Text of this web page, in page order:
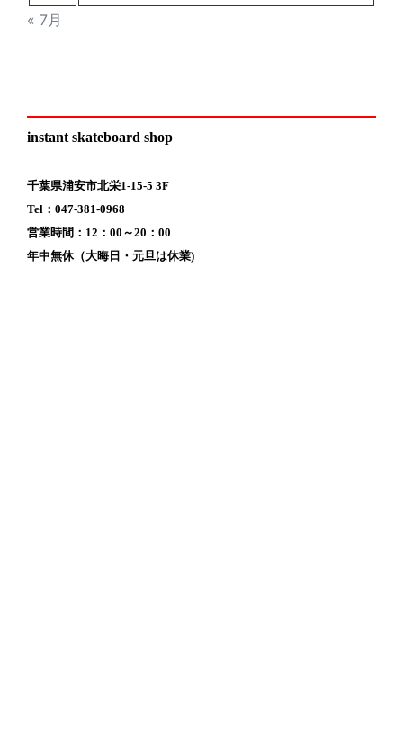
« 7月
instant skateboard shop
千葉県浦安市北栄1-15-5 3F
Tel：047-381-0968
営業時間：12：00～20：00
年中無休（大晦日・元旦は休業)